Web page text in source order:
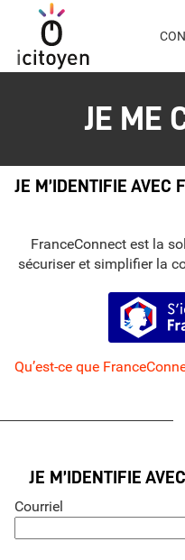
JE ME
JE M’IDENTIFIE AVEC
FranceConnect est la
sécuriser et simplifier la
Qu’est-ce que
JE M’IDENTIFIE
Courriel